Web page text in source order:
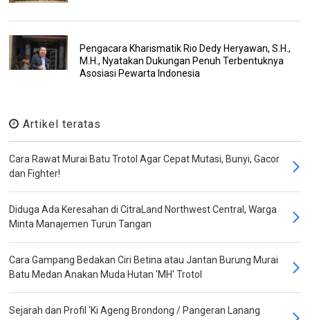
Pengacara Kharismatik Rio Dedy Heryawan, S.H.,
M.H., Nyatakan Dukungan Penuh Terbentuknya
Asosiasi Pewarta Indonesia
Artikel teratas
Cara Rawat Murai Batu Trotol Agar Cepat Mutasi, Bunyi, Gacor
dan Fighter!
Diduga Ada Keresahan di CitraLand Northwest Central, Warga
Minta Manajemen Turun Tangan
Cara Gampang Bedakan Ciri Betina atau Jantan Burung Murai
Batu Medan Anakan Muda Hutan 'MH' Trotol
Sejarah dan Profil 'Ki Ageng Brondong / Pangeran Lanang